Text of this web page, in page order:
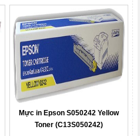
Mực in Epson S050242 Yellow
Toner (C13S050242)